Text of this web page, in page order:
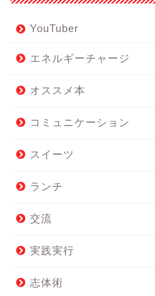
YouTuber
エネルギーチャージ
オススメ本
コミュニケーション
スイーツ
ランチ
交流
実践実行
志体術